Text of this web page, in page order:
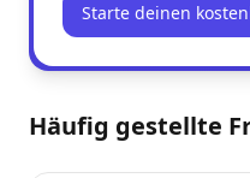
Starte deinen
Häufig gestellte